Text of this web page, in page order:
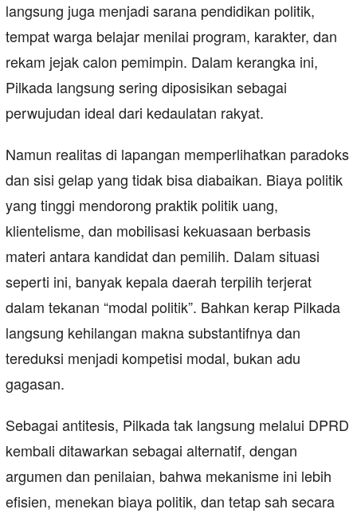
langsung juga menjadi sarana pendidikan politik,
tempat warga belajar menilai program, karakter, dan
rekam jejak calon pemimpin. Dalam kerangka ini,
Pilkada langsung sering diposisikan sebagai
perwujudan ideal dari kedaulatan rakyat.
Namun realitas di lapangan memperlihatkan paradoks
dan sisi gelap yang tidak bisa diabaikan. Biaya politik
yang tinggi mendorong praktik politik uang,
klientelisme, dan mobilisasi kekuasaan berbasis
materi antara kandidat dan pemilih. Dalam situasi
seperti ini, banyak kepala daerah terpilih terjerat
dalam tekanan “modal politik”. Bahkan kerap Pilkada
langsung kehilangan makna substantifnya dan
tereduksi menjadi kompetisi modal, bukan adu
gagasan.
Sebagai antitesis, Pilkada tak langsung melalui DPRD
kembali ditawarkan sebagai alternatif, dengan
argumen dan penilaian, bahwa mekanisme ini lebih
efisien, menekan biaya politik, dan tetap sah secara